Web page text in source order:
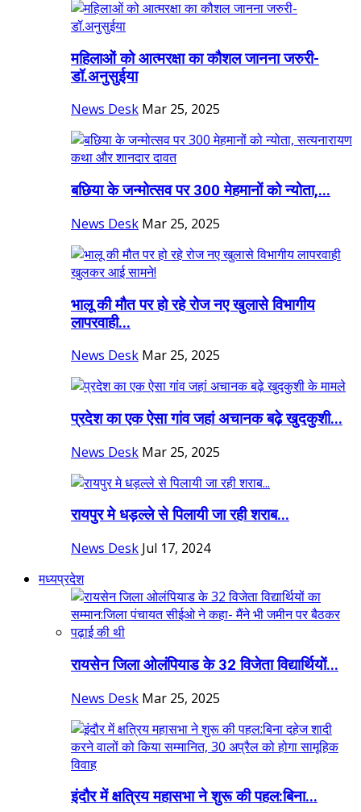
महिलाओं को आत्मरक्षा का कौशल जानना जरुरी-
डॉ.अनुसुईया
News Desk Mar 25, 2025
बछिया के जन्मोत्सव पर 300 मेहमानों को न्योता,...
News Desk Mar 25, 2025
भालू की मौत पर हो रहे रोज नए खुलासे विभागीय
लापरवाही...
News Desk Mar 25, 2025
प्रदेश का एक ऐसा गांव जहां अचानक बढ़े खुदकुशी...
News Desk Mar 25, 2025
रायपुर मे धड़ल्ले से पिलायी जा रही शराब...
News Desk Jul 17, 2024
मध्यप्रदेश
रायसेन जिला ओलंपियाड के 32 विजेता विद्यार्थियों...
News Desk Mar 25, 2025
इंदौर में क्षत्रिय महासभा ने शुरू की पहल:बिना...